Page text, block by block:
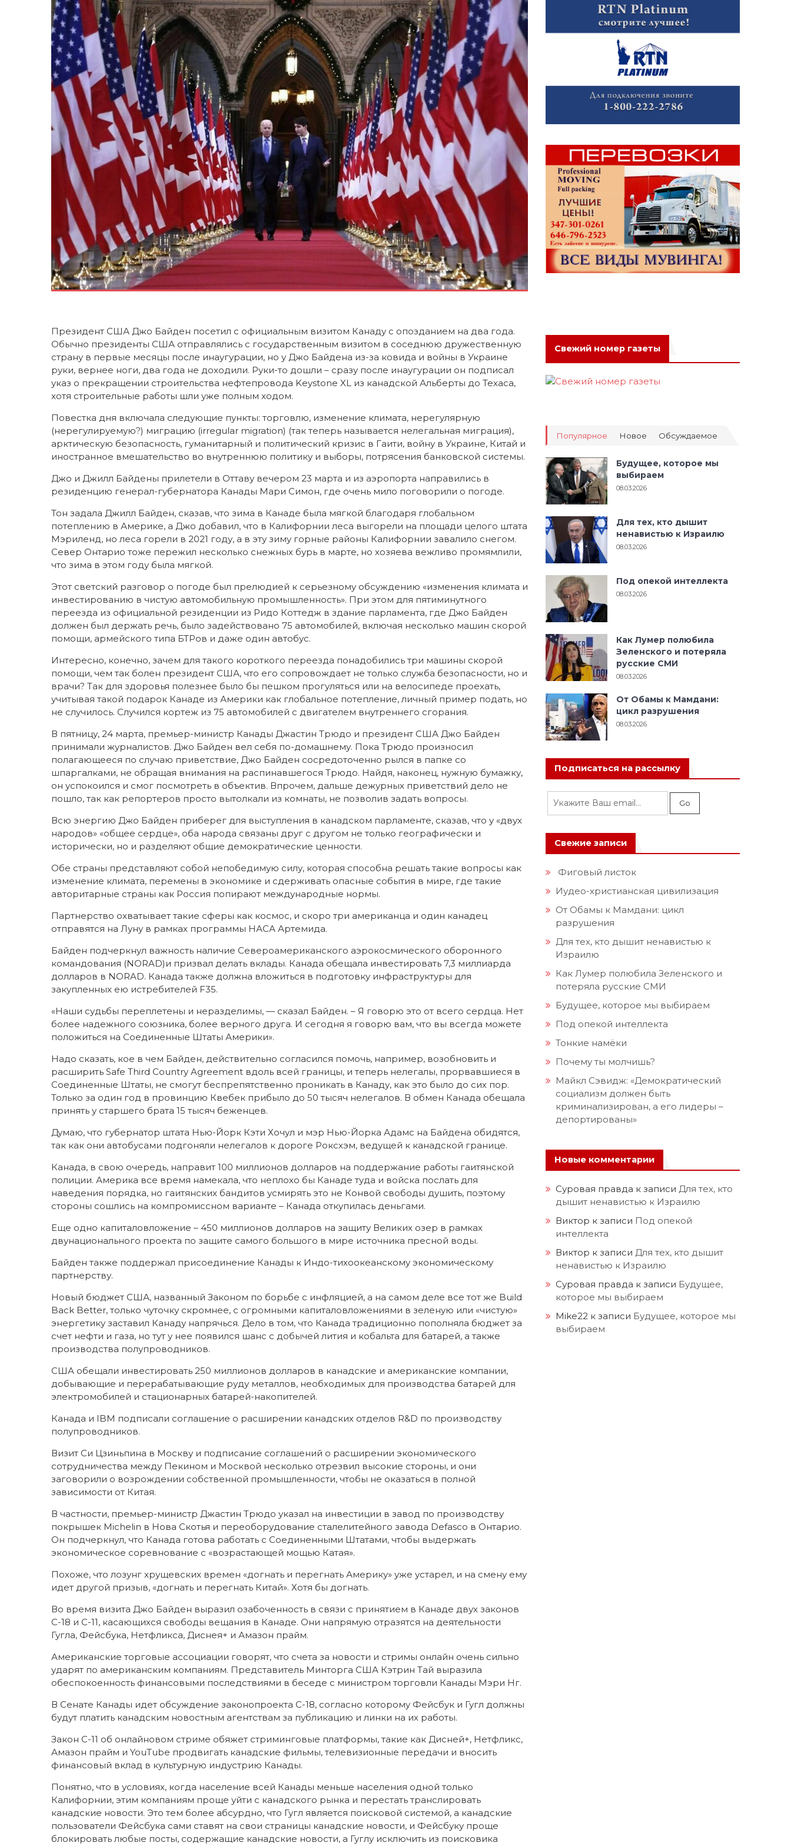
Президент США Джо Байден посетил с официальным визитом Канаду с опозданием на два года.
Обычно президенты США отправлялись с государственным визитом в соседнюю дружественную
страну в первые месяцы после инаугурации, но у Джо Байдена из-за ковида и войны в Украине
руки, вернее ноги, два года не доходили. Руки-то дошли – сразу после инаугурации он подписал
указ о прекращении строительства нефтепровода Keystone XL из канадской Альберты до Техаса,
хотя строительные работы шли уже полным ходом.
Повестка дня включала следующие пункты: торговлю, изменение климата, нерегулярную
(нерегулируемую?) миграцию (irregular migration) (так теперь называется нелегальная миграция),
арктическую безопасность, гуманитарный и политический кризис в Гаити, войну в Украине, Китай и
иностранное вмешательство во внутреннюю политику и выборы, потрясения банковской системы.
Джо и Джилл Байдены прилетели в Оттаву вечером 23 марта и из аэропорта направились в
резиденцию генерал-губернатора Канады Мари Симон, где очень мило поговорили о погоде.
Тон задала Джилл Байден, сказав, что зима в Канаде была мягкой благодаря глобальном
потеплению в Америке, а Джо добавил, что в Калифорнии леса выгорели на площади целого штата
Мэриленд, но леса горели в 2021 году, а в эту зиму горные районы Калифорнии завалило снегом.
Север Онтарио тоже пережил несколько снежных бурь в марте, но хозяева вежливо промямлили,
что зима в этом году была мягкой.
Этот светский разговор о погоде был прелюдией к серьезному обсуждению «изменения климата и
инвестированию в чистую автомобильную промышленность». При этом для пятиминутного
переезда из официальной резиденции из Ридо Коттедж в здание парламента, где Джо Байден
должен был держать речь, было задействовано 75 автомобилей, включая несколько машин скорой
помощи, армейского типа БТРов и даже один автобус.
Интересно, конечно, зачем для такого короткого переезда понадобились три машины скорой
помощи, чем так болен президент США, что его сопровождает не только служба безопасности, но и
врачи? Так для здоровья полезнее было бы пешком прогуляться или на велосипеде проехать,
учитывая такой подарок Канаде из Америки как глобальное потепление, личный пример подать, но
не случилось. Случился кортеж из 75 автомобилей с двигателем внутреннего сгорания.
В пятницу, 24 марта, премьер-министр Канады Джастин Трюдо и президент США Джо Байден
принимали журналистов. Джо Байден вел себя по-домашнему. Пока Трюдо произносил
полагающееся по случаю приветствие, Джо Байден сосредоточенно рылся в папке со
шпаргалками, не обращая внимания на распинавшегося Трюдо. Найдя, наконец, нужную бумажку,
он успокоился и смог посмотреть в объектив. Впрочем, дальше дежурных приветствий дело не
пошло, так как репортеров просто вытолкали из комнаты, не позволив задать вопросы.
Всю энергию Джо Байден приберег для выступления в канадском парламенте, сказав, что у «двух
народов» «общее сердце», оба народа связаны друг с другом не только географически и
исторически, но и разделяют общие демократические ценности.
Обе страны представляют собой непобедимую силу, которая способна решать такие вопросы как
изменение климата, перемены в экономике и сдерживать опасные события в мире, где такие
авторитарные страны как Россия попирают международные нормы.
Партнерство охватывает такие сферы как космос, и скоро три американца и один канадец
отправятся на Луну в рамках программы НАСА Артемида.
Байден подчеркнул важность наличие Североамериканского аэрокосмического оборонного
командования (NORAD)и призвал делать вклады. Канада обещала инвестировать 7,3 миллиарда
долларов в NORAD. Канада также должна вложиться в подготовку инфраструктуры для
закупленных ею истребителей F35.
«Наши судьбы переплетены и неразделимы, — сказал Байден. – Я говорю это от всего сердца. Нет
более надежного союзника, более верного друга. И сегодня я говорю вам, что вы всегда можете
положиться на Соединенные Штаты Америки».
Надо сказать, кое в чем Байден, действительно согласился помочь, например, возобновить и
расширить Safe Third Country Agreement вдоль всей границы, и теперь нелегалы, прорвавшиеся в
Соединенные Штаты, не смогут беспрепятственно проникать в Канаду, как это было до сих пор.
Только за один год в провинцию Квебек прибыло до 50 тысяч нелегалов. В обмен Канада обещала
принять у старшего брата 15 тысяч беженцев.
Думаю, что губернатор штата Нью-Йорк Кэти Хочул и мэр Нью-Йорка Адамс на Байдена обидятся,
так как они автобусами подгоняли нелегалов к дороге Роксхэм, ведущей к канадской границе.
Канада, в свою очередь, направит 100 миллионов долларов на поддержание работы гаитянской
полиции. Америка все время намекала, что неплохо бы Канаде туда и войска послать для
наведения порядка, но гаитянских бандитов усмирять это не Конвой свободы душить, поэтому
стороны сошлись на компромиссном варианте – Канада откупилась деньгами.
Еще одно капиталовложение – 450 миллионов долларов на защиту Великих озер в рамках
двунационального проекта по защите самого большого в мире источника пресной воды.
Байден также поддержал присоединение Канады к Индо-тихоокеанскому экономическому
партнерству.
Новый бюджет США, названный Законом по борьбе с инфляцией, а на самом деле все тот же Build
Back Better, только чуточку скромнее, с огромными капиталовложениями в зеленую или «чистую»
энергетику заставил Канаду напрячься. Дело в том, что Канада традиционно пополняла бюджет за
счет нефти и газа, но тут у нее появился шанс с добычей лития и кобальта для батарей, а также
производства полупроводников.
США обещали инвестировать 250 миллионов долларов в канадские и американские компании,
добывающие и перерабатывающие руду металлов, необходимых для производства батарей для
электромобилей и стационарных батарей-накопителей.
Канада и IBM подписали соглашение о расширении канадских отделов R&D по производству
полупроводников.
Визит Си Цзиньпина в Москву и подписание соглашений о расширении экономического
сотрудничества между Пекином и Москвой несколько отрезвил высокие стороны, и они
заговорили о возрождении собственной промышленности, чтобы не оказаться в полной
зависимости от Китая.
В частности, премьер-министр Джастин Трюдо указал на инвестиции в завод по производству
покрышек Michelin в Нова Скотья и переоборудование сталелитейного завода Defasco в Онтарио.
Он подчеркнул, что Канада готова работать с Соединенными Штатами, чтобы выдержать
экономическое соревнование с «возрастающей мощью Катая».
Похоже, что лозунг хрущевских времен «догнать и перегнать Америку» уже устарел, и на смену ему
идет другой призыв, «догнать и перегнать Китай». Хотя бы догнать.
Во время визита Джо Байден выразил озабоченность в связи с принятием в Канаде двух законов
С-18 и С-11, касающихся свободы вещания в Канаде. Они напрямую отразятся на деятельности
Гугла, Фейсбука, Нетфликса, Диснея+ и Амазон прайм.
Американские торговые ассоциации говорят, что счета за новости и стримы онлайн очень сильно
ударят по американским компаниям. Представитель Минторга США Кэтрин Тай выразила
обеспокоенность финансовыми последствиями в беседе с министром торговли Канады Мэри Нг.
В Сенате Канады идет обсуждение законопроекта С-18, согласно которому Фейсбук и Гугл должны
будут платить канадским новостным агентствам за публикацию и линки на их работы.
Закон С-11 об онлайновом стриме обяжет стриминговые платформы, такие как Дисней+, Нетфликс,
Амазон прайм и YouTube продвигать канадские фильмы, телевизионные передачи и вносить
финансовый вклад в культурную индустрию Канады.
Понятно, что в условиях, когда население всей Канады меньше населения одной только
Калифорнии, этим компаниям проще уйти с канадского рынка и перестать транслировать
канадские новости. Это тем более абсурдно, что Гугл является поисковой системой, а канадские
пользователи Фейсбука сами ставят на свои страницы канадские новости, и Фейсбуку проще
блокировать любые посты, содержащие канадские новости, а Гуглу исключить из поисковика
Свежий номер газеты
Популярное Новое Обсуждаемое
Будущее, которое мы
выбираем
08.03.2026
Для тех, кто дышит
ненавистью к Израилю
08.03.2026
Под опекой интеллекта
08.03.2026
Как Лумер полюбила
Зеленского и потеряла
русские СМИ
08.03.2026
От Обамы к Мамдани:
цикл разрушения
08.03.2026
Подписаться на рассылку
Свежие записи
Фиговый листок
Иудео-христианская цивилизация
От Обамы к Мамдани: цикл
разрушения
Для тех, кто дышит ненавистью к
Израилю
Как Лумер полюбила Зеленского и
потеряла русские СМИ
Будущее, которое мы выбираем
Под опекой интеллекта
Тонкие намёки
Почему ты молчишь?
Майкл Сэвидж: «Демократический
социализм должен быть
криминализирован, а его лидеры –
депортированы»
Новые комментарии
Суровая правда к записи Для тех, кто
дышит ненавистью к Израилю
Виктор к записи Под опекой
интеллекта
Виктор к записи Для тех, кто дышит
ненавистью к Израилю
Суровая правда к записи Будущее,
которое мы выбираем
Mike22 к записи Будущее, которое мы
выбираем